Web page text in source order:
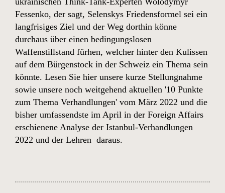
Fessenko, der sagt, Selenskys Friedensformel sei ein
langfrisiges Ziel und der Weg dorthin könne
durchaus über einen bedingungslosen
Waffenstillstand fürhen, welcher hinter den Kulissen
auf dem Bürgenstock in der Schweiz ein Thema sein
könnte. Lesen Sie hier unsere kurze Stellungnahme
sowie unsere noch weitgehend aktuellen '10 Punkte
zum Thema Verhandlungen' vom März 2022 und die
bisher umfassendste im April in der Foreign Affairs
erschienene Analyse der Istanbul-Verhandlungen
2022 und der Lehren daraus.